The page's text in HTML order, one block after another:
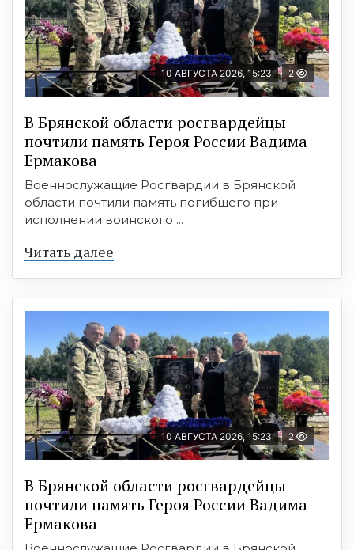
10 АВГУСТА 2026, 15:23 2
В Брянской области росгвардейцы
почтили память Героя России Вадима
Ермакова
Военнослужащие Росгвардии в Брянской
области почтили память погибшего при
исполнении воинского ...
Читать далее
10 АВГУСТА 2026, 15:23 2
В Брянской области росгвардейцы
почтили память Героя России Вадима
Ермакова